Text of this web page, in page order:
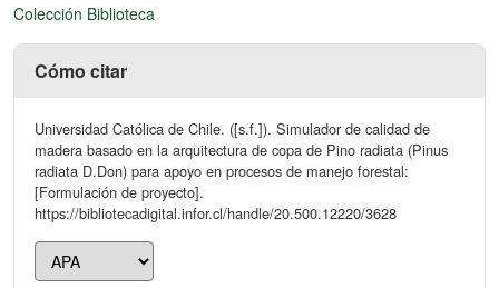
Colección Biblioteca
Cómo citar
Universidad Católica de Chile. ([s.f.]). Simulador de calidad de
madera basado en la arquitectura de copa de Pino radiata (Pinus
radiata D.Don) para apoyo en procesos de manejo forestal:
[Formulación de proyecto].
https://bibliotecadigital.infor.cl/handle/20.500.12220/3628